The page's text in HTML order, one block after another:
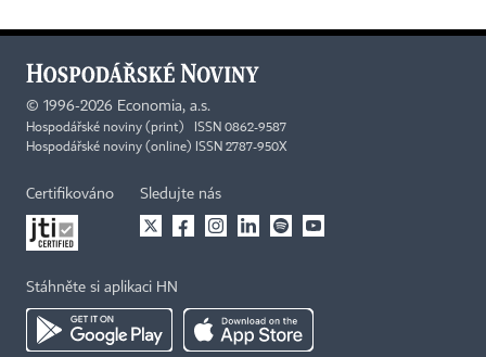
© 1996-2026 Economia, a.s.
Hospodářské noviny (print) ISSN 0862-9587
Hospodářské noviny (online) ISSN 2787-950X
Certifikováno Sledujte nás
Stáhněte si aplikaci HN